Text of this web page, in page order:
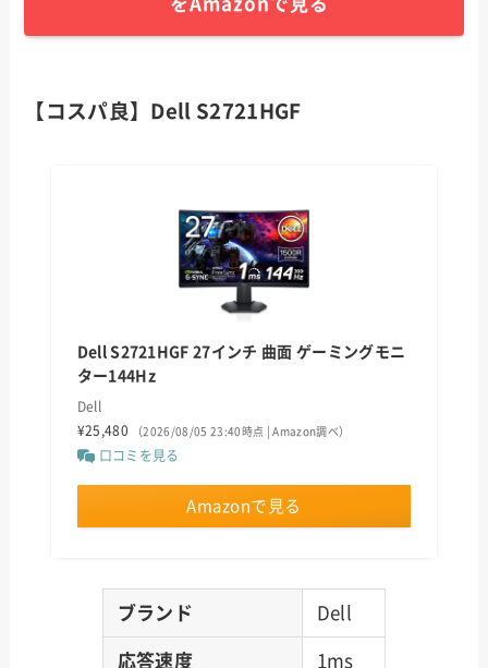
【コスパ良】Dell S2721HGF
Dell S2721HGF 27インチ 曲面 ゲーミングモニ
ター144Hz
Dell
¥25,480
（2026/08/05 23:40時点 | Amazon調べ）
口コミを見る
Amazonで見る
ブランド Dell
応答速度 1ms